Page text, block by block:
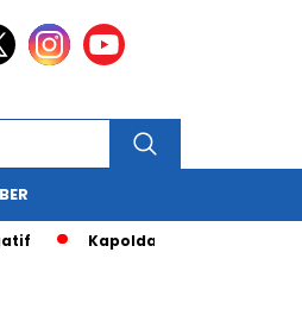
Kapolda NTB Hadi Gunawan